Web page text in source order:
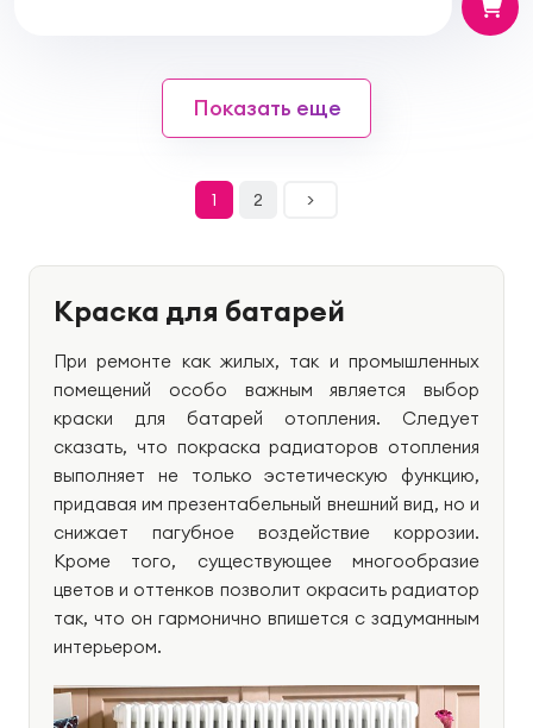
Показать еще
1 2 >
Краска для батарей
При ремонте как жилых, так и промышленных
помещений особо важным является выбор
краски для батарей отопления. Следует
сказать, что покраска радиаторов отопления
выполняет не только эстетическую функцию,
придавая им презентабельный внешний вид, но и
снижает пагубное воздействие коррозии.
Кроме того, существующее многообразие
цветов и оттенков позволит окрасить радиатор
так, что он гармонично впишется с задуманным
интерьером.